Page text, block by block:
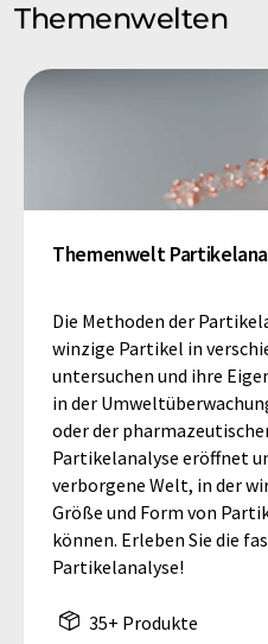
Themenwelten
Themenwelt
Die Methoden der
winzige Partikel in
untersuchen und ihre
in der
oder der
Partikelanalyse eröffnet
verborgene Welt, in der
Größe und Form von
können. Erleben Sie die
Partikelanalyse!
35+ Produkte